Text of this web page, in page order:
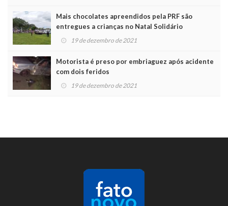
Mais chocolates apreendidos pela PRF são
entregues a crianças no Natal Solidário
19 de dezembro de 2021
Motorista é preso por embriaguez após acidente
com dois feridos
19 de dezembro de 2021